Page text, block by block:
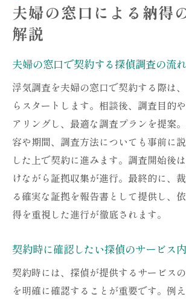
夫婦の窓口による納得
解説
夫婦の窓口で契約する探偵調査の流れ
浮気調査を夫婦の窓口で契約する際は
らスタートします。相談後、調査目的
アリングし、最適な調査プランを提案
容や期間、調査方法についても事前に
した上で契約に進みます。調査開始後
けながら証拠収集が進行。最終的に、
る確実な証拠を報告書として提供し、
得を重視した進行が徹底されます。
契約時に確認したい探偵のサービス
契約時には、探偵が提供するサービス
を明確に確認することが重要です。例